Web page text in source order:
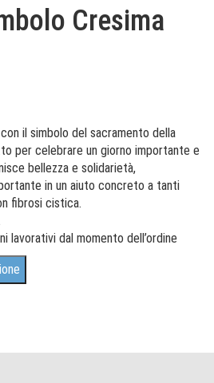
Cresima
il simbolo del sacramento della
per celebrare un giorno importante e
bellezza e solidarietà,
in un aiuto concreto a tanti
fibrosi cistica.
lavorativi dal momento dell’ordine